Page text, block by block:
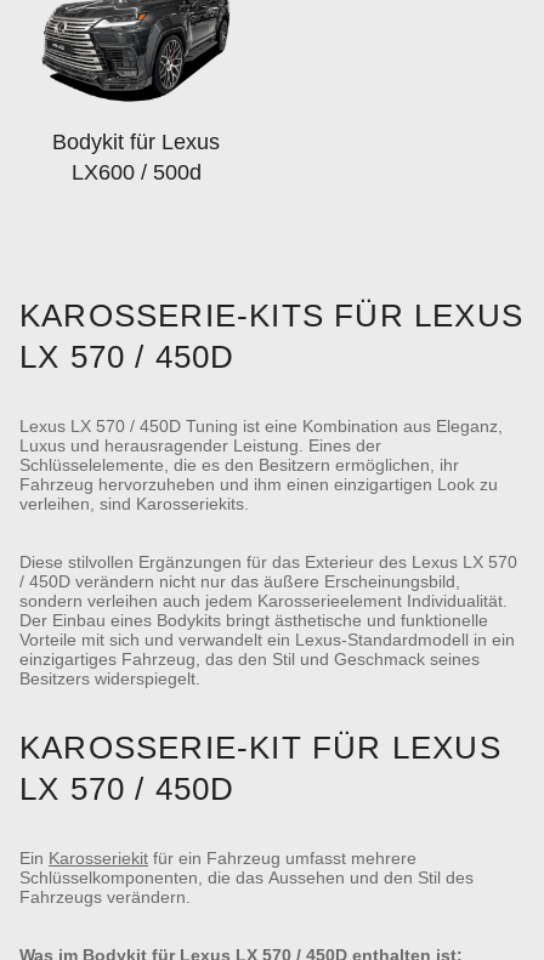
Bodykit für Lexus
LX600 / 500d
KAROSSERIE-KITS FÜR LEXUS
LX 570 / 450D
Lexus LX 570 / 450D Tuning ist eine Kombination aus Eleganz,
Luxus und herausragender Leistung. Eines der
Schlüsselelemente, die es den Besitzern ermöglichen, ihr
Fahrzeug hervorzuheben und ihm einen einzigartigen Look zu
verleihen, sind Karosseriekits.
Diese stilvollen Ergänzungen für das Exterieur des Lexus LX 570
/ 450D verändern nicht nur das äußere Erscheinungsbild,
sondern verleihen auch jedem Karosserieelement Individualität.
Der Einbau eines Bodykits bringt ästhetische und funktionelle
Vorteile mit sich und verwandelt ein Lexus-Standardmodell in ein
einzigartiges Fahrzeug, das den Stil und Geschmack seines
Besitzers widerspiegelt.
KAROSSERIE-KIT FÜR LEXUS
LX 570 / 450D
Ein Karosseriekit für ein Fahrzeug umfasst mehrere
Schlüsselkomponenten, die das Aussehen und den Stil des
Fahrzeugs verändern.
Was im Bodykit für Lexus LX 570 / 450D enthalten ist: